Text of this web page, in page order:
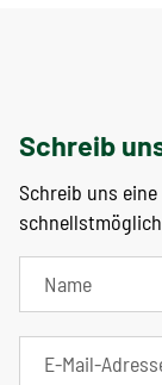
Schreib
Schreib uns